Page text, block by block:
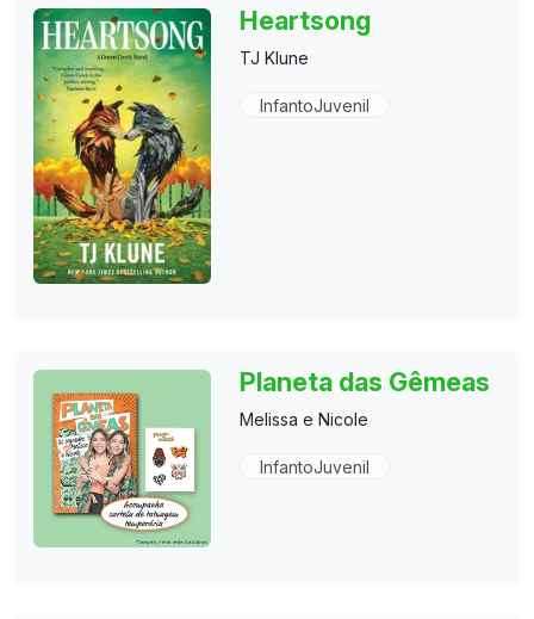
Heartsong
TJ Klune
InfantoJuvenil
Planeta das Gêmeas
Melissa e Nicole
InfantoJuvenil